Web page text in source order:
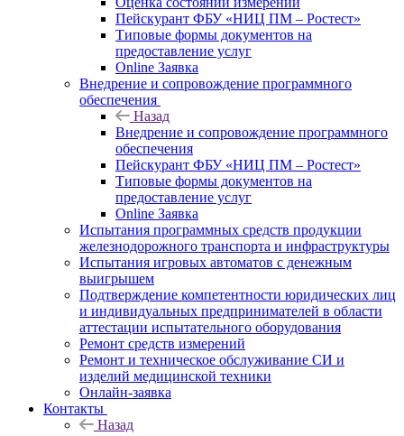
Пейскурант ФБУ «НИЦ ПМ – Ростест»
Типовые формы документов на
предоставление услуг
Online Заявка
Внедрение и сопровождение программного
обеспечения
Назад
Внедрение и сопровождение программного
обеспечения
Пейскурант ФБУ «НИЦ ПМ – Ростест»
Типовые формы документов на
предоставление услуг
Online Заявка
Испытания программных средств продукции
железнодорожного транспорта и инфраструктуры
Испытания игровых автоматов с денежным
выигрышем
Подтверждение компетентности юридических лиц
и индивидуальных предпринимателей в области
аттестации испытательного оборудования
Ремонт средств измерений
Ремонт и техническое обслуживание СИ и
изделий медицинской техники
Онлайн-заявка
Контакты
Назад